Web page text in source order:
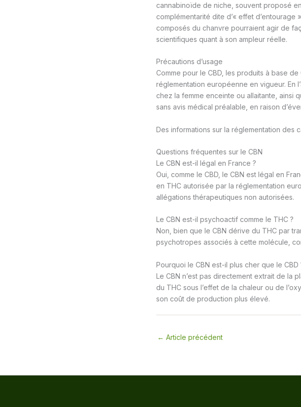
cannabinoïde de niche, souvent proposé
complémentarité dite d’« effet
composés du chanvre pourraient agir de
scientifiques quant à son ampleur réelle.
Précautions d’usage
Comme pour le CBD, les produits à base
réglementation européenne en vigueur. En
chez la femme enceinte ou allaitante, ainsi
sans avis médical préalable, en raison
Des informations sur la réglementation des
Questions fréquentes sur le CBN
Le CBN est-il légal en France ?
Oui, comme le CBD, le CBN est légal en
en THC autorisée par la réglementation
allégations thérapeutiques non autorisées.
Le CBN est-il psychoactif comme le THC ?
Non, bien que le CBN dérive du THC par
psychotropes associés à cette molécule,
Pourquoi le CBN est-il plus cher que le CBD
Le CBN n’est pas directement extrait de la
du THC sous l’effet de la chaleur ou de
son coût de production plus élevé.
← Article précédent